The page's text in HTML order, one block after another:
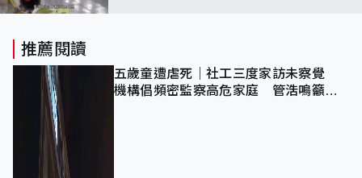
推薦閱讀
五歲童遭虐死｜社工三度家訪未察覺
機構倡頻密監察高危家庭 管浩鳴籲加